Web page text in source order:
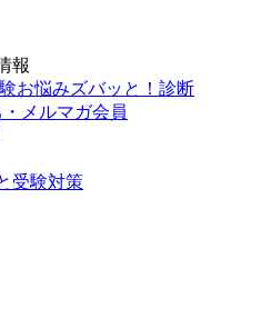
報
お悩みズバッと！診断
メルマガ会員
受験対策